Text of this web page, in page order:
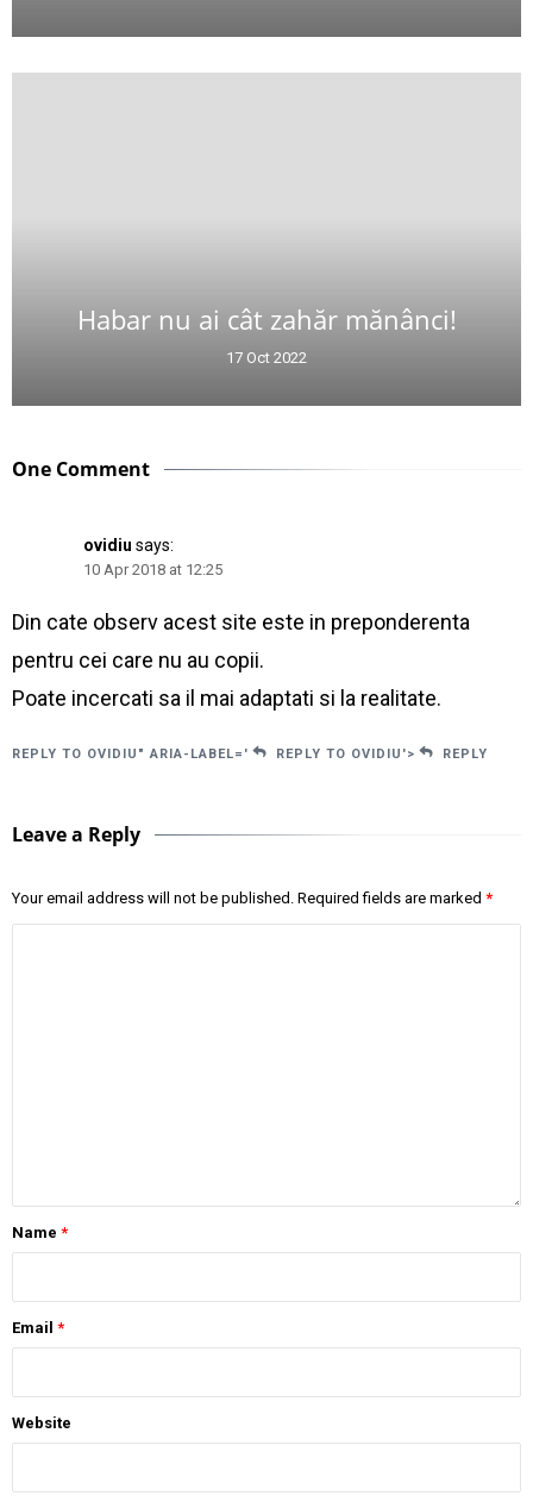
Habar nu ai cât zahăr mănânci!
17 Oct 2022
One Comment
ovidiu says:
10 Apr 2018 at 12:25
Din cate observ acest site este in preponderenta
pentru cei care nu au copii.
Poate incercati sa il mai adaptati si la realitate.
REPLY TO OVIDIU" ARIA-LABEL=' REPLY TO OVIDIU'> REPLY
Leave a Reply
Your email address will not be published. Required fields are marked *
Name *
Email *
Website